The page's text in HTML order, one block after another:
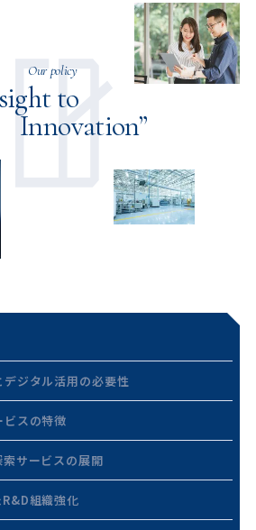
Our policy
to
Innovation”
ジタル活用の必要性
スの特徴
サービスの展開
組織強化